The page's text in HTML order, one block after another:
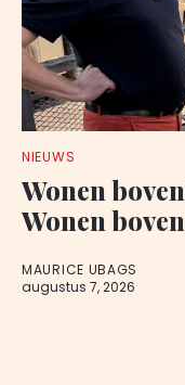
NIEUWS
Wonen
Wonen
MAURICE UBAGS
augustus 7, 2026